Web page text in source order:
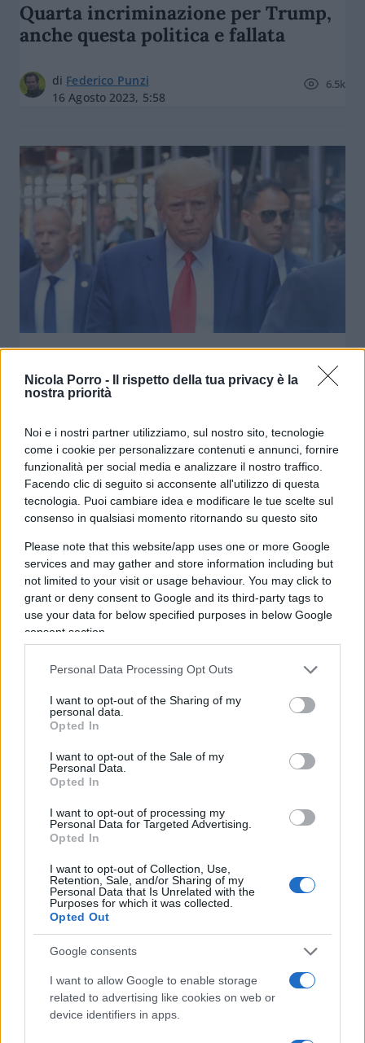
Nicola Porro -
Il rispetto della tua privacy è la
nostra priorità
Noi e i nostri partner utilizziamo, sul nostro sito, tecnologie
come i cookie per personalizzare contenuti e annunci, fornire
funzionalità per social media e analizzare il nostro traffico.
Facendo clic di seguito si acconsente all'utilizzo di questa
tecnologia. Puoi cambiare idea e modificare le tue scelte sul
consenso in qualsiasi momento ritornando su questo sito
Please note that this website/app uses one or more Google
services and may gather and store information including but
not limited to your visit or usage behaviour. You may click to
grant or deny consent to Google and its third-party tags to
use your data for below specified purposes in below Google
consent section.
Personal Data Processing Opt Outs
I want to opt-out of the Sharing of my
personal data.
Opted In
I want to opt-out of the Sale of my
Personal Data.
Opted In
I want to opt-out of processing my
Personal Data for Targeted Advertising.
Opted In
I want to opt-out of Collection, Use,
Retention, Sale, and/or Sharing of my
Personal Data that Is Unrelated with the
Purposes for which it was collected.
Opted Out
Google consents
I want to allow Google to enable storage
related to advertising like cookies on web or
device identifiers in apps.
Quarta incriminazione per Trump,
anche questa politica e fallata
di Federico Punzi
16 Agosto 2023, 5:58
6.5k
Trump incriminato: ecco il piano
Dem per blindare la Casa Bianca nel
2024
diFederico Punzi
3 Agosto 2023, 5:57
6.6k
Presidenziali USA 2024: le
di BTCSentinel
1 Agosto 2023, 11:36